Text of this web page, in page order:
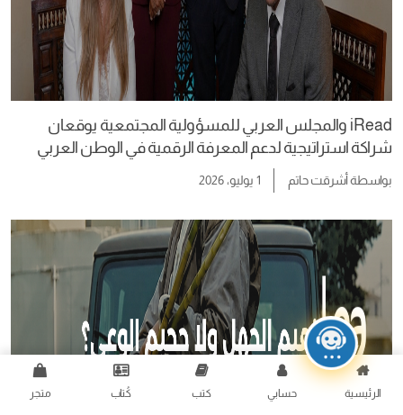
iRead والمجلس العربي للمسؤولية المجتمعية يوقعان
شراكة استراتيجية لدعم المعرفة الرقمية في الوطن العربي
بواسطةأشرقت حاتم 1 يوليو، 2026
الرئيسية حسابي كتب كُتاب متجر